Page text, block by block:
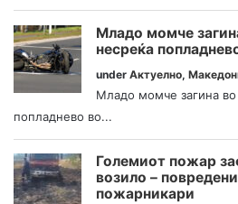
Младо момче
несреќа
under Актуелно,
Младо момче загина во
попладнево во...
Големиот пожар
возило –
пожарникари